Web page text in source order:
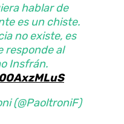
hablar de
es un chiste.
no existe, es
responde al
Insfrán.
(@PaoltroniF)